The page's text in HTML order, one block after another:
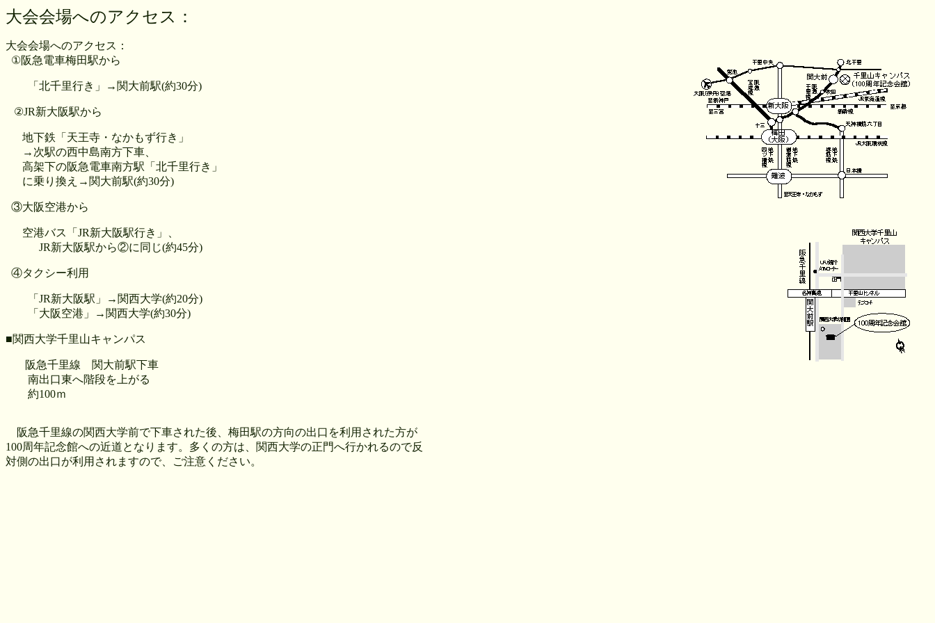
大会会場へのアクセス：
大会会場へのアクセス：
①阪急電車梅田駅から
「北千里行き」→関大前駅(約30分)
②JR新大阪駅から
地下鉄「天王寺・なかもず行き」
→次駅の西中島南方下車、
高架下の阪急電車南方駅「北千里行き」
に乗り換え→関大前駅(約30分)
③大阪空港から
空港バス「JR新大阪駅行き」、
JR新大阪駅から②に同じ(約45分)
④タクシー利用
「JR新大阪駅」→関西大学(約20分)
「大阪空港」→関西大学(約30分)
■関西大学千里山キャンパス
阪急千里線 関大前駅下車
南出口東へ階段を上がる
約100ｍ
阪急千里線の関西大学前で下車された後、梅田駅の方向の出口を利用された方が
100周年記念館への近道となります。多くの方は、関西大学の正門へ行かれるので反
対側の出口が利用されますので、ご注意ください。